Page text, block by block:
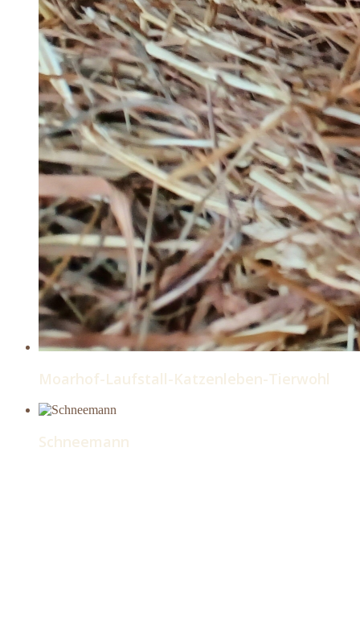
Moarhof-Laufstall-Katzenleben-Tierwohl
Schneemann